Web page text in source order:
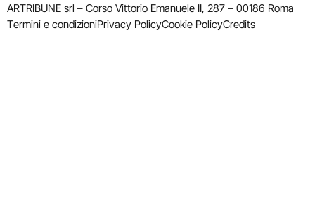
ARTRIBUNE srl – Corso Vittorio Emanuele II, 287 – 00186 Roma
Termini e condizioniPrivacy PolicyCookie PolicyCredits